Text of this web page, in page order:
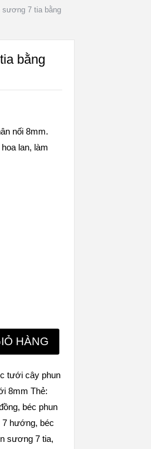
7 tia bằng
bằng
nối 8mm.
lan, làm
HÀNG
tưới cây phun
8mm Thẻ:
, béc phun
7 hướng, béc
sương 7 tia,